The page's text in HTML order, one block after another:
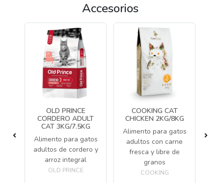
Accesorios
OLD PRINCE
CORDERO ADULT
CAT 3KG/7.5KG
Alimento para gatos
adultos de cordero y
arroz integral
OLD PRINCE
COOKING CAT
CHICKEN 2KG/8KG
Alimento para gatos
adultos con carne
fresca y libre de
granos
COOKING